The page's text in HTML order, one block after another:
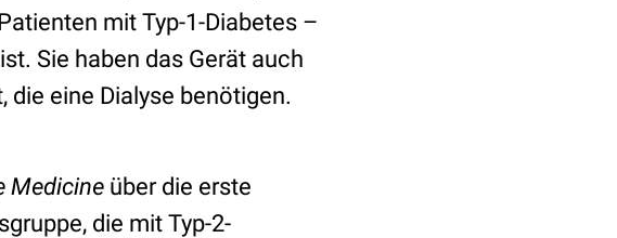
mit Typ-1-Diabetes –
Sie haben das Gerät auch
eine Dialyse benötigen.
Medicine über die erste
die mit Typ-2-